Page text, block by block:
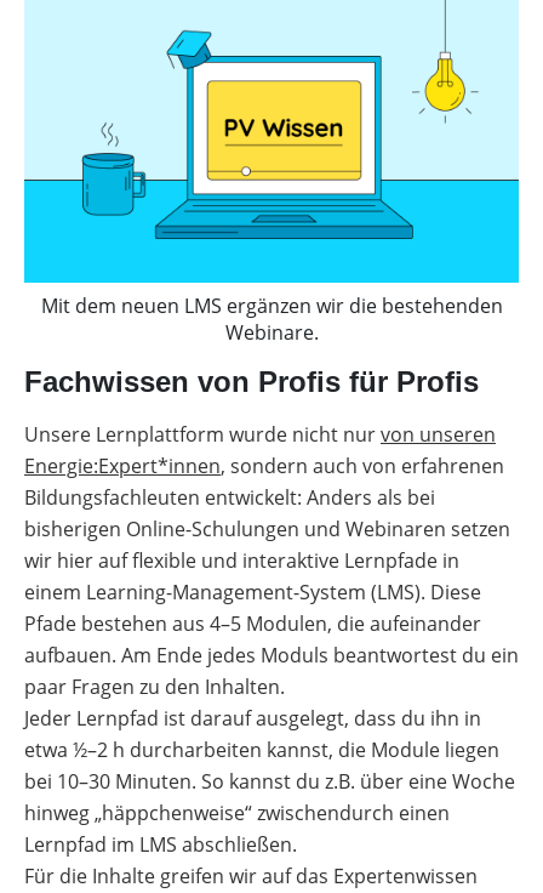
Mit dem neuen LMS ergänzen wir die bestehenden
Webinare.
Fachwissen von Profis für Profis
Unsere Lernplattform wurde nicht nurvon unseren
Energie:Expert*innen, sondern auch von erfahrenen
Bildungsfachleuten entwickelt: Anders als bei
bisherigen Online-Schulungen und Webinaren setzen
wir hier auf flexible und interaktive Lernpfade in
einem Learning-Management-System (LMS). Diese
Pfade bestehen aus 4–5 Modulen, die aufeinander
aufbauen. Am Ende jedes Moduls beantwortest du ein
paar Fragen zu den Inhalten.
Jeder Lernpfad ist darauf ausgelegt, dass du ihn in
etwa ½–2 h durcharbeiten kannst, die Module liegen
bei 10–30 Minuten. So kannst du z.B. über eine Woche
hinweg „häppchenweise“ zwischendurch einen
Lernpfad im LMS abschließen.
Für die Inhalte greifen wir auf das Expertenwissen